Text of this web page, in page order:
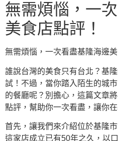
無需煩惱，一
美食店點評！
無需煩惱，一次看盡基隆海邊美
誰說台灣的美食只有台北？基
試！不過，當你踏入陌生的城
的餐廳呢？別擔心，這篇文章
點評，幫助你一次看盡，讓你
首先，讓我們來介紹位於基隆
這家店成立已有50年之久，以